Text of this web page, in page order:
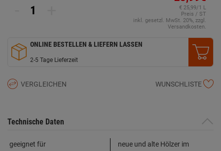
€ 25,99/1 L
Preis / ST
inkl. gesetzl. MwSt. 20%, zzgl.
Versandkosten.
ONLINE BESTELLEN & LIEFERN LASSEN
2-5 Tage Lieferzeit
VERGLEICHEN WUNSCHLISTE
Technische Daten
geeignet für
neue und alte Hölzer im